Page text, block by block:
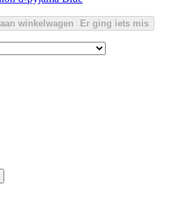
winkelwagen Er ging iets mis